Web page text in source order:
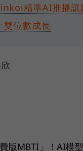
精準AI推播讓
雙位數成長
版MBTI」！AI模